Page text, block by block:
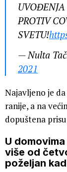
PROTIV
SVETU!
— Nulta
2021
Najavljeno je
ranije, a na
dopuštena
U
više od
poželjan